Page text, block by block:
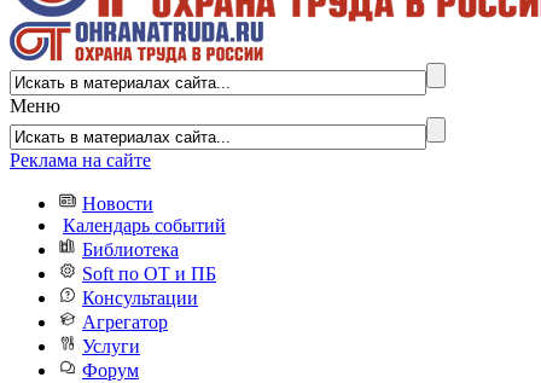
Меню
Реклама на сайте
Новости
Календарь событий
Библиотека
Soft по ОТ и ПБ
Консультации
Агрегатор
Услуги
Форум